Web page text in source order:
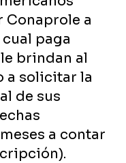
a
cual paga
brindan al
a solicitar la
de sus
a contar